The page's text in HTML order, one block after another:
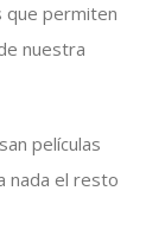
que permiten
nuestra
películas
nada el resto